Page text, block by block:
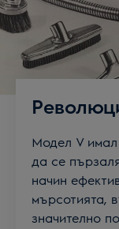
Модел V имал
да се
начин
мърсотията,
значително